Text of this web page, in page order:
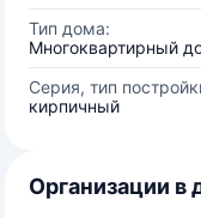
Тип дома:
Многоквартирный
Серия, тип
кирпичный
Организации в